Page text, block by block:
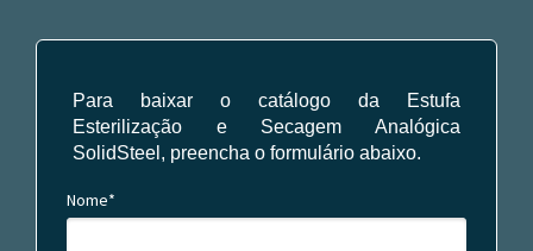
Para baixar o catálogo da Estufa
Esterilização e Secagem Analógica
SolidSteel, preencha o formulário abaixo.
Nome*